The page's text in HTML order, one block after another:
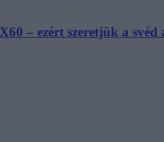
– ezért szeretjük a svéd